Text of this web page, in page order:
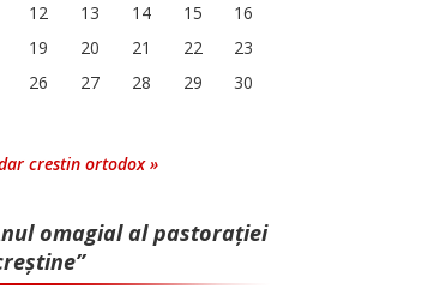
12 13 14 15
16
19 20 21 22
23
26 27 28 29
30
crestin ortodox »
omagial al pastorației